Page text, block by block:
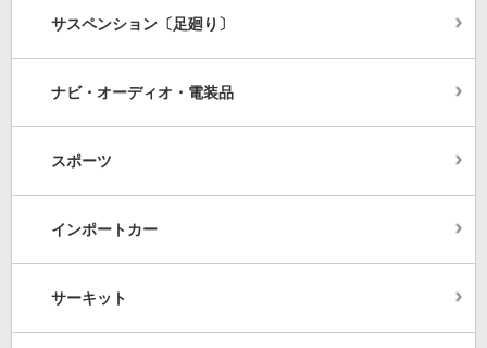
サスペンション〔足廻り〕
ナビ・オーディオ・電装品
スポーツ
インポートカー
サーキット